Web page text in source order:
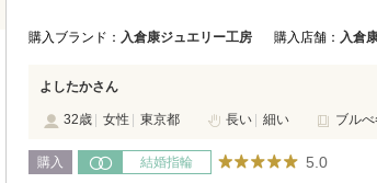
購入ブランド： 入倉康ジュエリー工房 購入店舗： 入倉
よしたかさん
32歳 女性 東京都 長い 細い ブル
購入 結婚指輪 5.0